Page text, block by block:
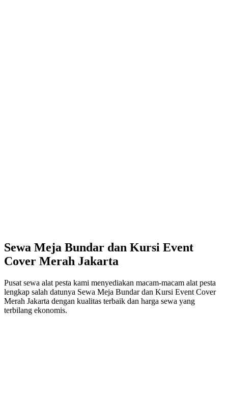
Sewa Meja Bundar dan Kursi Event
Cover Merah Jakarta
Pusat sewa alat pesta kami menyediakan macam-macam alat pesta
lengkap salah datunya Sewa Meja Bundar dan Kursi Event Cover
Merah Jakarta dengan kualitas terbaik dan harga sewa yang
terbilang ekonomis.